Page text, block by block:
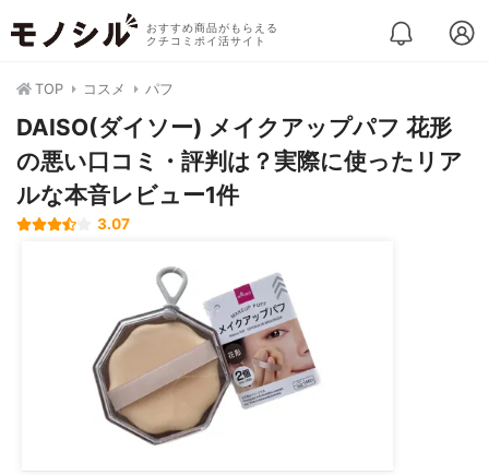
おすすめ商品がもらえる
クチコミポイ活サイト
TOP コスメ パフ
DAISO(ダイソー) メイクアップパフ 花形
の悪い口コミ・評判は？実際に使ったリア
ルな本音レビュー1件
3.07